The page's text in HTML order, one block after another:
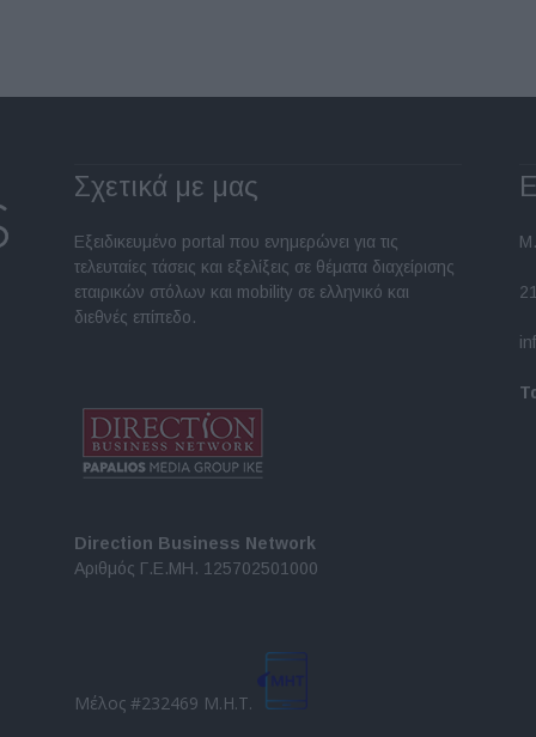
Σχετικά με μας
Εξειδικευμένο portal που ενημερώνει για τις
τελευταίες τάσεις και εξελίξεις σε θέματα διαχείρισης
εταιρικών στόλων και mobility σε ελληνικό και
διεθνές επίπεδο.
Direction Business Network
Αριθμός Γ.Ε.ΜΗ. 125702501000
Μέλος #232469 Μ.Η.Τ.